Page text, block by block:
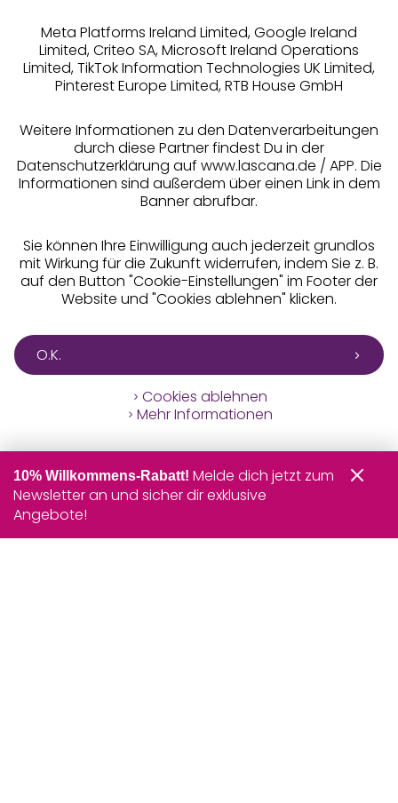
Alle Preise inkl. MwSt., zzgl.
Versandkosten
Meta Platforms Ireland Limited, Google Ireland
Limited, Criteo SA, Microsoft Ireland Operations
Limited, TikTok Information Technologies UK Limited,
Pinterest Europe Limited, RTB House GmbH
Weitere Informationen zu den Datenverarbeitungen
durch diese Partner findest Du in der
Datenschutzerklärung auf www.lascana.de / APP. Die
Informationen sind außerdem über einen Link in dem
Banner abrufbar.
Sie können Ihre Einwilligung auch jederzeit grundlos
mit Wirkung für die Zukunft widerrufen, indem Sie z. B.
auf den Button "Cookie-Einstellungen" im Footer der
Website und "Cookies ablehnen" klicken.
O.K.
Cookies ablehnen
Mehr Informationen
10% Willkommens-Rabatt! Melde dich jetzt zum
Newsletter an und sicher dir exklusive
Angebote!